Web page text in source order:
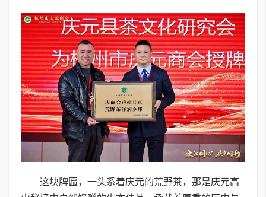
这块牌匾，一头系着庆元的荒野茶，那是庆元高